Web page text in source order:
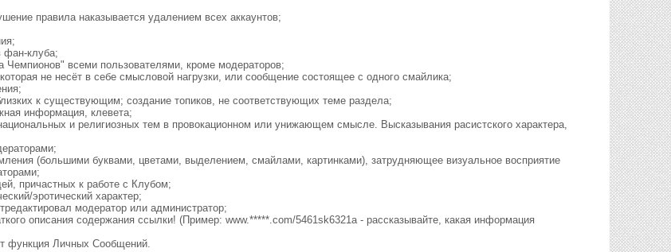
правила наказывается удалением всех аккаунтов;
фан-клуба;
всеми пользователями, кроме модераторов;
не несёт в себе смысловой нагрузки, или сообщение состоящее с одного смайлика;
к существующим; создание топиков, не соответствующих теме раздела;
информация, клевета;
и религиозных тем в провокационном или унижающем смысле. Высказывания расистского характера,
(большими буквами, цветами, выделением, смайлами, картинками), затрудняющее визуальное восприятие
причастных к работе с Клубом;
эротический характер;
модератор или администратор;
описания содержания ссылки! (Пример: www.*****.com/5461sk6321а - рассказывайте, какая информация
функция Личных Сообщений.